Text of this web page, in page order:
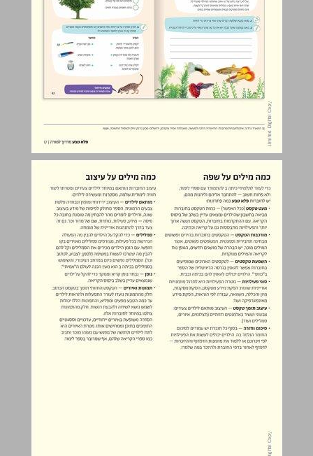
כמה מילים על שפה ... 18